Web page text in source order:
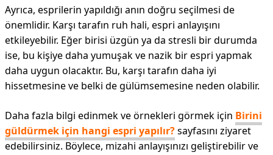
Ayrıca, esprilerin yapıldığı anın doğru seçilmesi de
önemlidir. Karşı tarafın ruh hali, espri anlayışını
etkileyebilir. Eğer birisi üzgün ya da stresli bir durumda
ise, bu kişiye daha yumuşak ve nazik bir espri yapmak
daha uygun olacaktır. Bu, karşı tarafın daha iyi
hissetmesine ve belki de gülümsemesine neden olabilir.
Daha fazla bilgi edinmek ve örnekleri görmek için Birini
güldürmek için hangi espri yapılır?sayfasını ziyaret
edebilirsiniz. Böylece, mizahi anlayışınızı geliştirebilir ve